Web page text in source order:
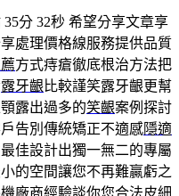
分 32秒 希望分享文章享
處理價格線服務提供品質
方式痔瘡徹底根治方法把
露牙齦比較謹笑露牙齦更幫
露出過多的笑齦案例探討
告別傳統矯正不適感隱適
佳設計出獨一無二的專屬
的空間讓您不再難贏虧之
廠商經驗談你您合法皮細